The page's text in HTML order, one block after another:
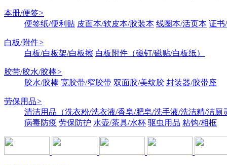
本册/便签>
便签纸/便利贴 皮面本/软皮本/胶装本 线圈本/活页本 证书
白板/附件>
白板/白板架/白板擦 白板附件（磁钉/磁贴/白板纸）
胶带/胶水/胶棒>
胶水/胶棒 宽胶带/窄胶带 双面胶/美纹胶 封装器/胶带座
劳保用品>
清洁用品（洗衣粉/洗衣液/香皂/肥皂/洗手液/洗洁精/洁厕
病毒防疫 劳保防护 水壶/茶具/水杯 驱虫用品 粘钩/相框